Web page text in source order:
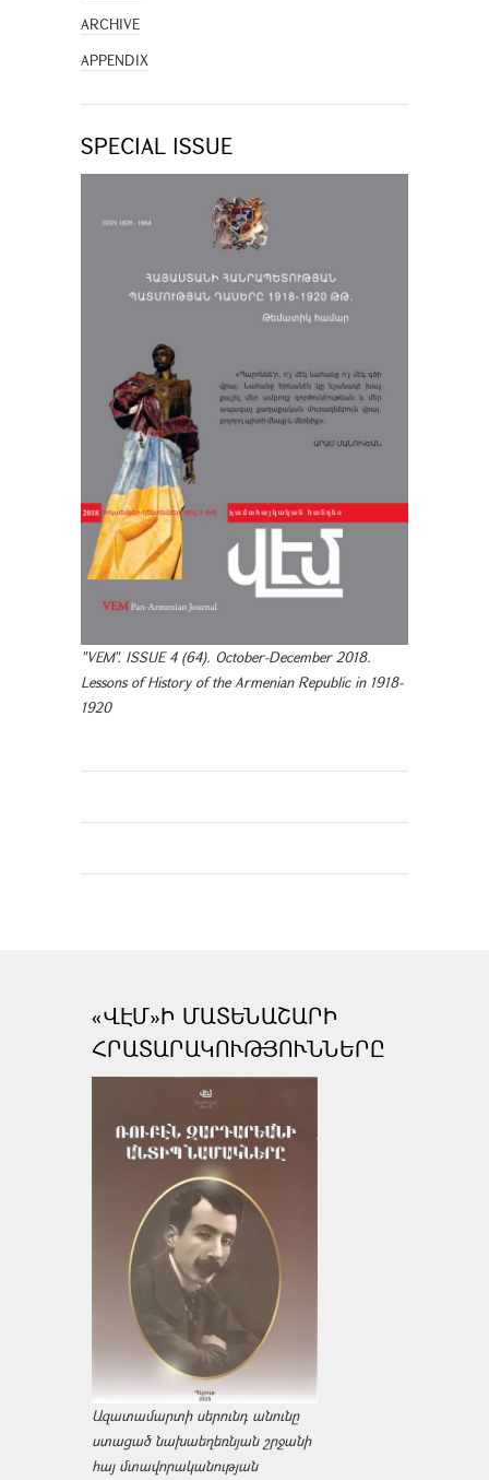
ARCHIVE
APPENDIX
SPECIAL ISSUE
"VEM". ISSUE 4 (64). October-December 2018.
Lessons of History of the Armenian Republic in 1918-
1920
«ՎԷՄ»Ի ՄԱՏԵՆԱՇԱՐԻ
ՀՐԱՏԱՐԱԿՈՒԹՅՈՒՆՆԵՐԸ
Ազատամարտի սերունդ անունը
ստացած նախաեղեռնյան շրջանի
հայ մտավորականության